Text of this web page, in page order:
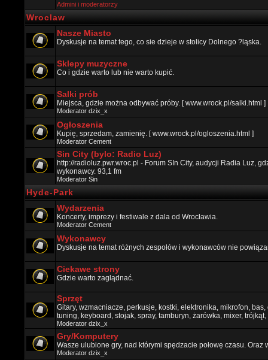
Admini i moderatorzy
Wroclaw
Nasze Miasto
Dyskusje na temat tego, co sie dzieje w stolicy Dolnego ?ląska.
Sklepy muzyczne
Co i gdzie warto lub nie warto kupić.
Salki prób
Miejsca, gdzie można odbywać próby. [ www.wrock.pl/salki.html ]
Moderator dzix_x
Ogłoszenia
Kupię, sprzedam, zamienię. [ www.wrock.pl/ogloszenia.html ]
Moderator Cement
Sin City (bylo: Radio Luz)
http://radioluz.pwr.wroc.pl - Forum SIn City, audycji Radia Luz,
wykonawcy. 93,1 fm
Moderator Sin
Hyde-Park
Wydarzenia
Koncerty, imprezy i festiwale z dala od Wrocławia.
Moderator Cement
Wykonawcy
Dyskusje na temat różnych zespołów i wykonawców nie
Ciekawe strony
Gdzie warto zaglądnać.
Sprzęt
Gitary, wzmacniacze, perkusje, kostki, elektronika, mikrofon,
tuning, keyboard, stojak, spray, tamburyn, żarówka, mixer, trójkąt,
Moderator dzix_x
Gry/Komputery
Wasze ulubione gry, nad którymi spędzacie połowę czasu.
Moderator dzix_x